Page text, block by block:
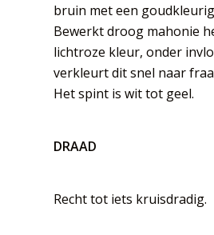
bruin met een
Bewerkt droog mahonie
lichtroze kleur, onder
verkleurt dit snel naar
Het spint is wit tot geel.
DRAAD
Recht tot iets kruisdradig.